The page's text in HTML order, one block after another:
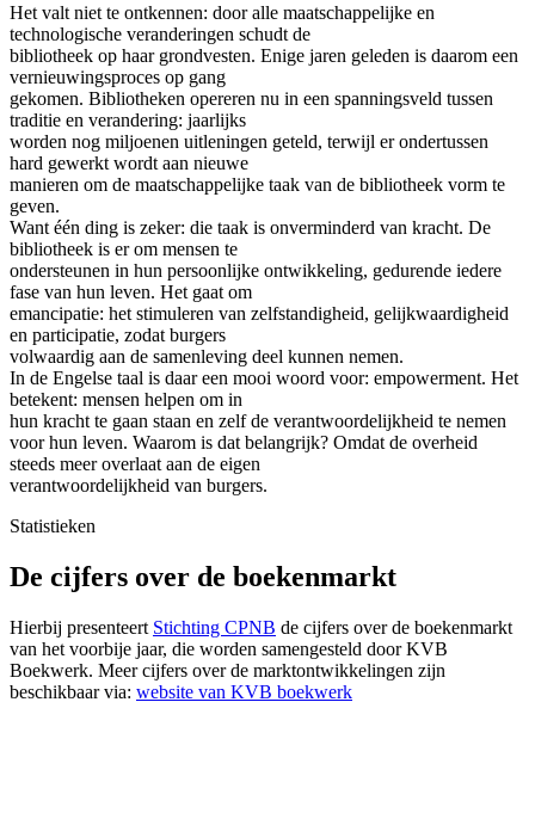
Het valt niet te ontkennen: door alle maatschappelijke en
technologische veranderingen schudt de
bibliotheek op haar grondvesten. Enige jaren geleden is daarom een
vernieuwingsproces op gang
gekomen. Bibliotheken opereren nu in een spanningsveld tussen
traditie en verandering: jaarlijks
worden nog miljoenen uitleningen geteld, terwijl er ondertussen
hard gewerkt wordt aan nieuwe
manieren om de maatschappelijke taak van de bibliotheek vorm te
geven.
Want één ding is zeker: die taak is onverminderd van kracht. De
bibliotheek is er om mensen te
ondersteunen in hun persoonlijke ontwikkeling, gedurende iedere
fase van hun leven. Het gaat om
emancipatie: het stimuleren van zelfstandigheid, gelijkwaardigheid
en participatie, zodat burgers
volwaardig aan de samenleving deel kunnen nemen.
In de Engelse taal is daar een mooi woord voor: empowerment. Het
betekent: mensen helpen om in
hun kracht te gaan staan en zelf de verantwoordelijkheid te nemen
voor hun leven. Waarom is dat belangrijk? Omdat de overheid
steeds meer overlaat aan de eigen
verantwoordelijkheid van burgers.
Statistieken
De cijfers over de boekenmarkt
Hierbij presenteert Stichting CPNB de cijfers over de boekenmarkt
van het voorbije jaar, die worden samengesteld door KVB
Boekwerk. Meer cijfers over de marktontwikkelingen zijn
beschikbaar via: website van KVB boekwerk